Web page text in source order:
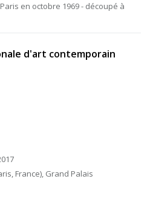
en octobre 1969 - découpé à
d'art contemporain
France), Grand Palais